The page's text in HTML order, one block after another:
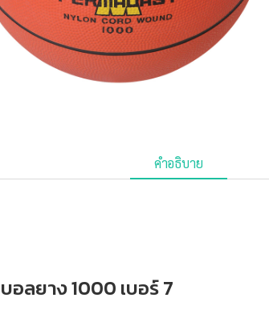
คำอธิบาย
อลยาง 1000 เบอร์ 7